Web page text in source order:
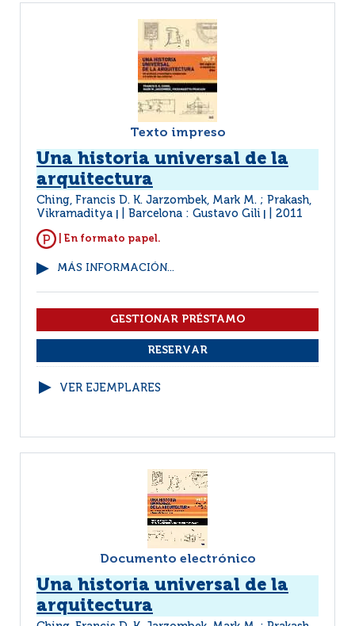
Texto impreso
Una historia universal de la
arquitectura
Ching, Francis D. K. Jarzombek, Mark M. ; Prakash,
Vikramaditya
Barcelona : Gustavo Gili 2011
| En formato papel.
MÁS INFORMACIÓN...
VER EJEMPLARES
Documento electrónico
Una historia universal de la
arquitectura